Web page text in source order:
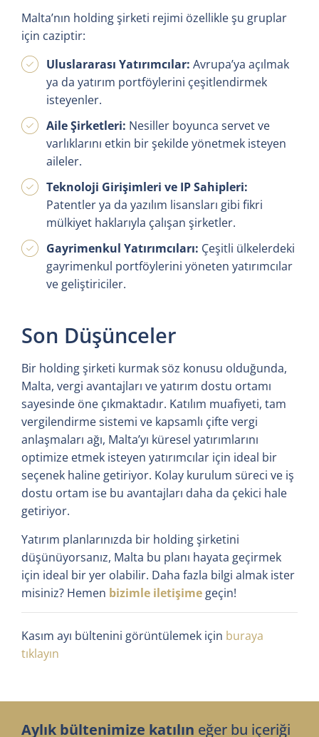
Malta’nın holding şirketi rejimi özellikle şu gruplar
için caziptir:
Uluslararası Yatırımcılar: Avrupa’ya açılmak
ya da yatırım portföylerini çeşitlendirmek
isteyenler.
Aile Şirketleri: Nesiller boyunca servet ve
varlıklarını etkin bir şekilde yönetmek isteyen
aileler.
Teknoloji Girişimleri ve IP Sahipleri:
Patentler ya da yazılım lisansları gibi fikri
mülkiyet haklarıyla çalışan şirketler.
Gayrimenkul Yatırımcıları: Çeşitli ülkelerdeki
gayrimenkul portföylerini yöneten yatırımcılar
ve geliştiriciler.
Son Düşünceler
Bir holding şirketi kurmak söz konusu olduğunda,
Malta, vergi avantajları ve yatırım dostu ortamı
sayesinde öne çıkmaktadır. Katılım muafiyeti, tam
vergilendirme sistemi ve kapsamlı çifte vergi
anlaşmaları ağı, Malta’yı küresel yatırımlarını
optimize etmek isteyen yatırımcılar için ideal bir
seçenek haline getiriyor. Kolay kurulum süreci ve iş
dostu ortam ise bu avantajları daha da çekici hale
getiriyor.
Yatırım planlarınızda bir holding şirketini
düşünüyorsanız, Malta bu planı hayata geçirmek
için ideal bir yer olabilir. Daha fazla bilgi almak ister
misiniz? Hemen bizimle iletişime geçin!
Kasım ayı bültenini görüntülemek için buraya
tıklayın
Aylık bültenimize katılın eğer bu içeriği